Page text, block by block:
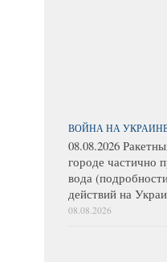
ВОЙНА НА
08.08.2026
городе частично
вода
действий на
08.08.2026